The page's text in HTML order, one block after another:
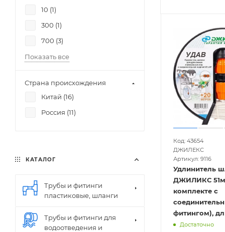
Код: 43654
ДЖИЛЕКС
Артикул: 9116
Удлинитель
ДЖИЛИКС
комплекте с
фитингом),
Достаточно
10 (1)
300 (1)
700 (3)
Показать все
Страна происхождения
Китай (16)
Россия (11)
КАТАЛОГ
Трубы и фитинги
пластиковые, шланги
Трубы и фитинги для
водоотведения и